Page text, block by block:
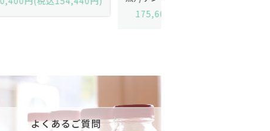
175,600円(税込193,160円)